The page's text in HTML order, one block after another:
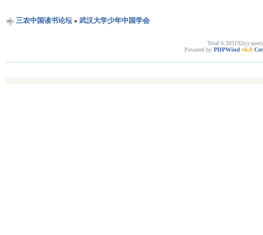
三农中国读书论坛» 武汉大学少年中国学会
Total 0.303192(s)
Powered by PHPWind v6.0